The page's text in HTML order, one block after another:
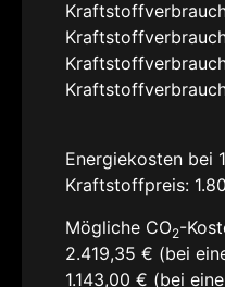
Energiekosten bei
Kraftstoffpreis:
Mögliche CO2-
2.419,35 € (bei
1.143,00 € (bei